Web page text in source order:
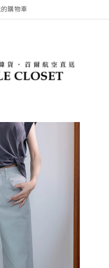
購物車